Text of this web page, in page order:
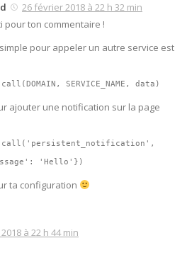
26 février 2018 à 22 h 32 min
pour ton commentaire !
pour appeler un autre service est
SERVICE_NAME, data)
ajouter une notification sur la page
'Hello'})
ta configuration
à 22 h 44 min